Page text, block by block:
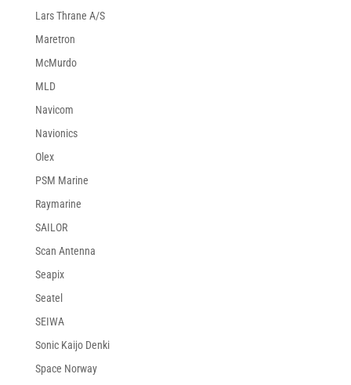
Lars Thrane A/S
Maretron
McMurdo
MLD
Navicom
Navionics
Olex
PSM Marine
Raymarine
SAILOR
Scan Antenna
Seapix
Seatel
SEIWA
Sonic Kaijo Denki
Space Norway